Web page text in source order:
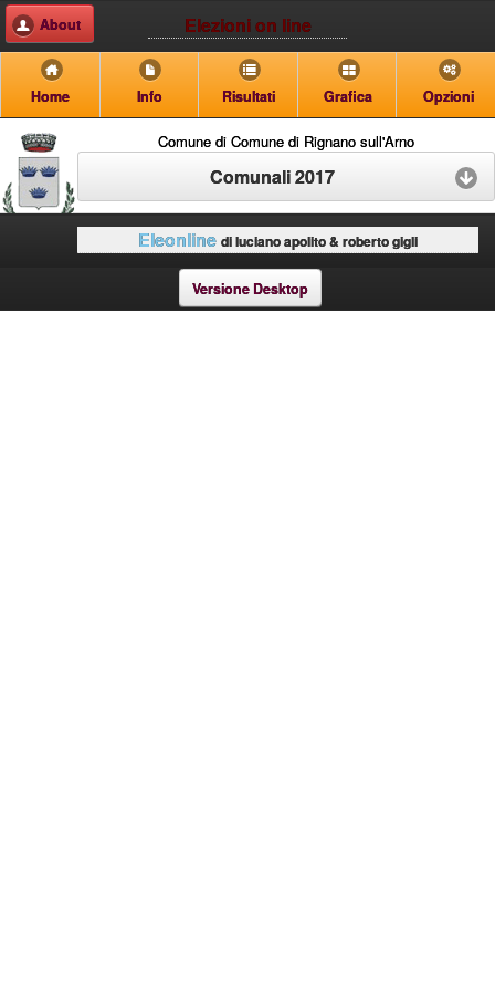
Elezioni on line
About
Home Info Risultati Grafica Opzioni
Comune di Comune di Rignano sull'Arno
Comunali 2017
Eleonline di luciano apolito & roberto gigli
Versione Desktop